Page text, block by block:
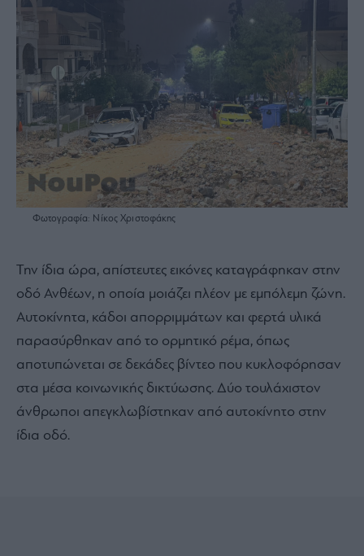
Φωτογραφία: Νίκος Χριστοφάκης
Την ίδια ώρα, απίστευτες εικόνες καταγράφηκαν στην
οδό Ανθέων, η οποία μοιάζει πλέον με εμπόλεμη ζώνη.
Αυτοκίνητα, κάδοι απορριμμάτων και φερτά υλικά
παρασύρθηκαν από το ορμητικό ρέμα, όπως
αποτυπώνεται σε δεκάδες βίντεο που κυκλοφόρησαν
στα μέσα κοινωνικής δικτύωσης. Δύο τουλάχιστον
άνθρωποι απεγκλωβίστηκαν από αυτοκίνητο στην
ίδια οδό.